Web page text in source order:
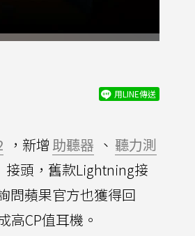
用LINE傳送
，新增 助聽器 、 聽力測
接頭，舊款Lightning接
問蘋果官方也獲得回
高CP值耳機。